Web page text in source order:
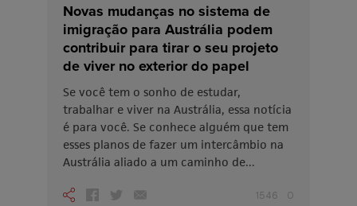
Novas mudanças no sistema de
imigração para Austrália podem
contribuir para tirar o seu projeto
de viver no exterior do papel
Se você tem o sonho de estudar,
trabalhar e viver na Austrália, essa notícia
é para você. Se conhece alguém que tem
esses planos de fazer um intercâmbio na
Austrália aliado a um caminho de...
1546 0